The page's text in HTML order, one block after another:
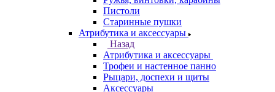
Пистоли
Старинные пушки
Атрибутика и аксессуары
Назад
Атрибутика и аксессуары
Трофеи и настенное панно
Рыцари, доспехи и щиты
Аксессуары